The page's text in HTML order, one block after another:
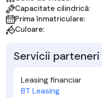
Capacitate cilindrică:
Prima înmatriculare:
Culoare:
Servicii parteneri
Leasing financiar
BT Leasing